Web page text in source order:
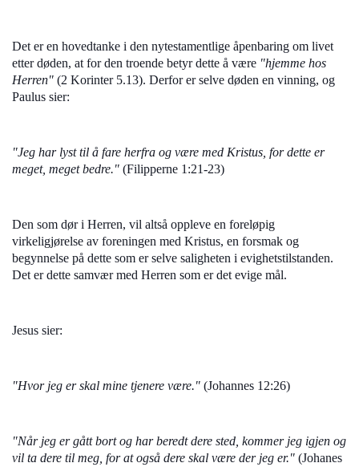
Det er en hovedtanke i den nytestamentlige åpenbaring om livet
etter døden, at for den troende betyr dette å være "hjemme hos
Herren" (2 Korinter 5.13). Derfor er selve døden en vinning, og
Paulus sier:
"Jeg har lyst til å fare herfra og være med Kristus, for dette er
meget, meget bedre." (Filipperne 1:21-23)
Den som dør i Herren, vil altså oppleve en foreløpig
virkeligjørelse av foreningen med Kristus, en forsmak og
begynnelse på dette som er selve saligheten i evighetstilstanden.
Det er dette samvær med Herren som er det evige mål.
Jesus sier:
"Hvor jeg er skal mine tjenere være." (Johannes 12:26)
"Når jeg er gått bort og har beredt dere sted, kommer jeg igjen og
vil ta dere til meg, for at også dere skal være der jeg er." (Johanes